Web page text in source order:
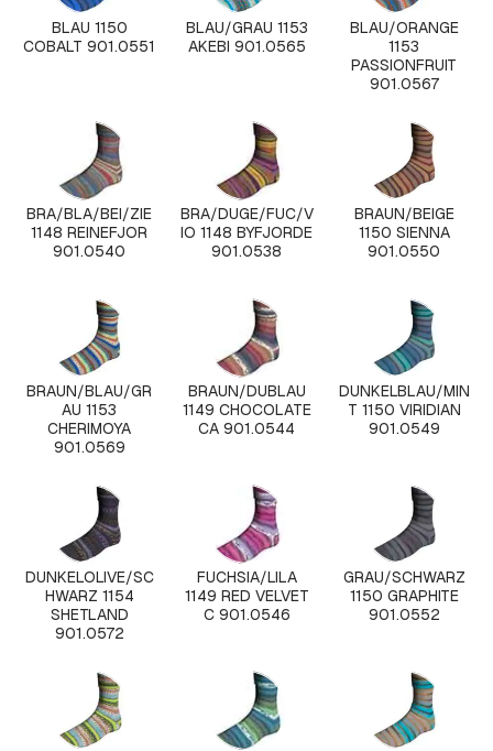
BLAU 1150
COBALT 901.0551
BLAU/GRAU 1153
AKEBI 901.0565
BLAU/ORANGE
1153
PASSIONFRUIT
901.0567
BRA/BLA/BEI/ZIE
1148 REINEFJOR
901.0540
BRA/DUGE/FUC/V
IO 1148 BYFJORDE
901.0538
BRAUN/BEIGE
1150 SIENNA
901.0550
BRAUN/BLAU/GR
AU 1153
CHERIMOYA
901.0569
BRAUN/DUBLAU
1149 CHOCOLATE
CA 901.0544
DUNKELBLAU/MIN
T 1150 VIRIDIAN
901.0549
DUNKELOLIVE/SC
HWARZ 1154
SHETLAND
901.0572
FUCHSIA/LILA
1149 RED VELVET
C 901.0546
GRAU/SCHWARZ
1150 GRAPHITE
901.0552